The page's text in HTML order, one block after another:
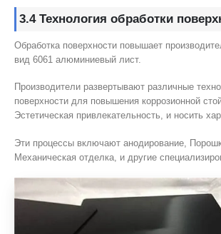
3.4 Технология обработки
Обработка поверхности повышает
вид 6061 алюминиевый лист.
Производители развертывают различные
поверхности для повышения коррозионной
Эстетическая привлекательность, и носить
Эти процессы включают анодирование,
Механическая отделка, и другие